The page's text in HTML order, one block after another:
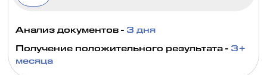
Анализ документов - 3 дня
Получение положительного результата - 3+
месяца